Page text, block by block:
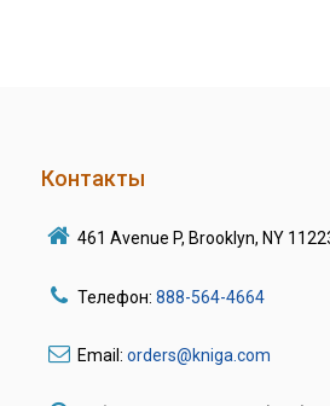
Контакты
461 Avenue P, Brooklyn, NY
Телефон: 888-564-4664
Email: orders@kniga.com